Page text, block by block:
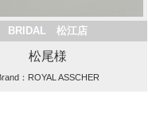
BRIDAL 松江店
松尾様
：ROYAL ASSCHER